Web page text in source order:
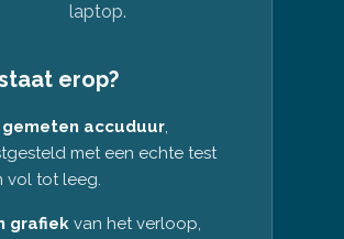
laptop.
erop?
gemeten accuduur,
met een echte test
vol tot leeg.
grafiekvan het verloop,